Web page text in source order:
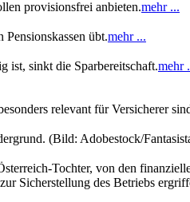
provisionsfrei anbieten.mehr ...
übt.mehr ...
ist, sinkt die Sparbereitschaft.mehr
relevant für Versicherer
(Bild: Adobestock/
Tochter, von den
Sicherstellung des Betriebs